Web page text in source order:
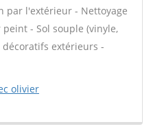
par l'extérieur - Nettoyage
- Sol souple (vinyle,
décoratifs extérieurs -
olivier